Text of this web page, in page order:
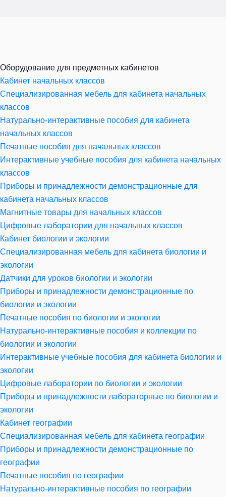
Оборудование для предметных кабинетов
Кабинет начальных классов
Специализированная мебель для кабинета начальных
классов
Натурально-интерактивные пособия для кабинета
начальных классов
Печатные пособия для начальных классов
Интерактивные учебные пособия для кабинета начальных
классов
Приборы и принадлежности демонстрационные для
кабинета начальных классов
Магнитные товары для начальных классов
Цифровые лаборатории для начальных классов
Кабинет биологии и экологии
Специализированная мебель для кабинета биологии и
экологии
Датчики для уроков биологии и экологии
Приборы и принадлежности демонстрационные по
биологии и экологии
Печатные пособия по биологии и экологии
Натурально-интерактивные пособия и коллекции по
биологии и экологии
Интерактивные учебные пособия для кабинета биологии и
экологии
Цифровые лаборатории по биологии и экологии
Приборы и принадлежности лабораторные по биологии и
экологии
Кабинет географии
Специализированная мебель для кабинета географии
Приборы и принадлежности демонстрационные по
географии
Печатные пособия по географии
Натурально-интерактивные пособия по географии